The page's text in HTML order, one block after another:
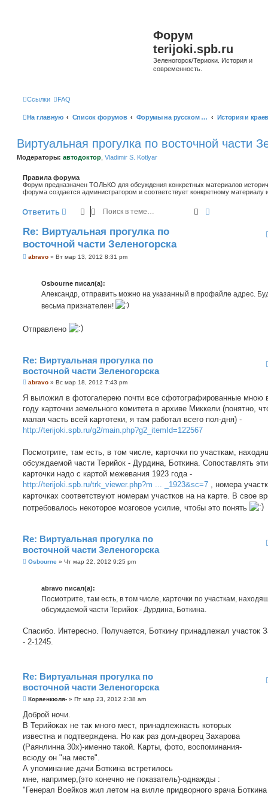
Форум
terijoki.spb.ru
Зеленогорск/Териоки. История и
современность.
Ссылки FAQ
На главную Список форумов Форумы на русском языке
Виртуальная прогулка по восточной части
Модераторы: автодоктор Vladimir S. Kotlyar
Правила форума
Форум предназначен ТОЛЬКО для обсуждения конкретных материалов
форума создается администратором и соответствует конкретному материалу
Ответить Поиск
Re: Виртуальная прогулка по
восточной части Зеленогорска
Сabravo » Вт мар 13, 2012 8:31 pm
Osbourne писал(а):
Александр, отправить можно на указанный в профайле адрес.
весьма признателен!
Отправлено
Re: Виртуальная прогулка по
восточной части Зеленогорска
С
о
щ
е
и
abravo » Вс мар 18, 2012 7:43 pm
Я выложил в фотогалерею почти все сфотографированные мною
году карточки земельного комитета в архиве Миккели (понятно,
малая часть всей картотеки, я там работал всего пол-дня) -
http://terijoki.spb.ru/g2/main.php?g2_itemId=122567
Посмотрите, там есть, в том числе, карточки по участкам,
обсуждаемой части Терийок - Дурдина, Боткина. Сопоставлять эти
карточки надо с картой межевания 1923 года -
http://terijoki.spb.ru/trk_viewer.php?m ... _1923&sc=7 , номера
карточках соответствуют номерам участков на на карте. В свое
потребовалось некоторое мозговое усилие, чтобы это понять
Re: Виртуальная прогулка по
восточной части Зеленогорска
СOsbourne » Чт мар 22, 2012 9:25 pm
abravo писал(а):
Посмотрите, там есть, в том числе, карточки по участкам,
обсуждаемой части Терийок - Дурдина, Боткина.
Спасибо. Интересно. Получается, Боткину принадлежал участок
- 2-1245.
Re: Виртуальная прогулка по
восточной части Зеленогорска
С
о
б
щ
е
и
е
Корвенкюля- » Пт мар 23, 2012 2:38 am
Доброй ночи.
В Терийоках не так много мест, принадлежнасть которых
известна и подтверждена. Но как раз дом-дворец Захарова
(Раянлинна 30х)-именно такой. Карты, фото, воспоминания-
всюду он "на месте".
А упоминание дачи Боткина встретилось
мне, например,(это конечно не показатель)-однажды :
"Генерал Воейков жил летом на вилле придворного врача Боткина